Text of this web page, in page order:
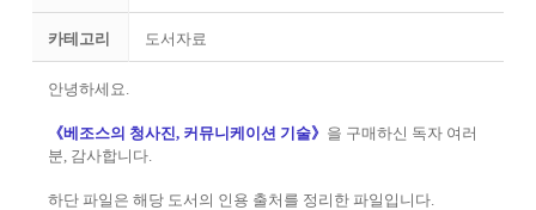
카테고리 도서자료
안녕하세요.
《베조스의 청사진, 커뮤니케이션 기술》 을 구매하신 독자 여러
분, 감사합니다.
하단 파일은 해당 도서의 인용 출처를 정리한 파일입니다.